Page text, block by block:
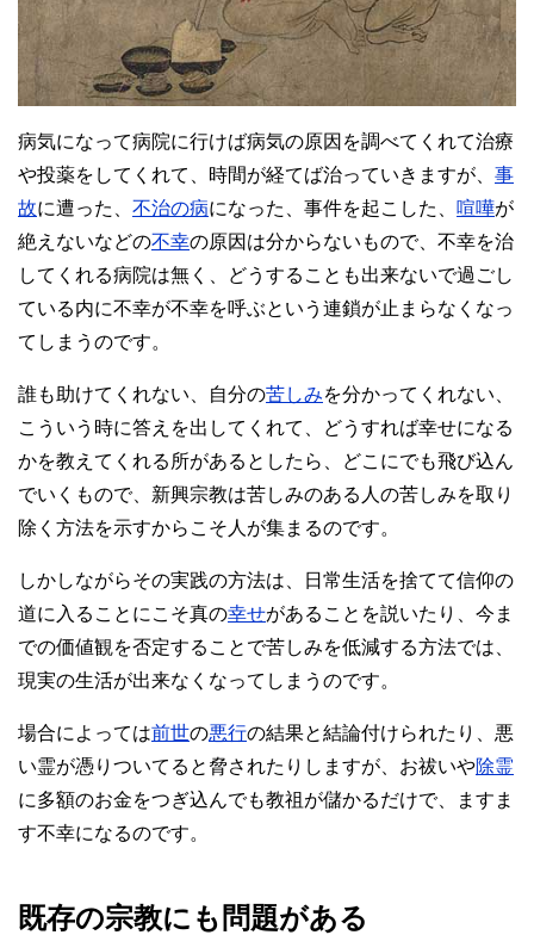
病気になって病院に行けば病気の原因を調べてくれて治療
や投薬をしてくれて、時間が経てば治っていきますが、 事
故に遭った、 不治の病になった、事件を起こした、 喧嘩が
絶えないなどの不幸の原因は分からないもので、不幸を治
してくれる病院は無く、どうすることも出来ないで過ごし
ている内に不幸が不幸を呼ぶという連鎖が止まらなくなっ
てしまうのです。
誰も助けてくれない、自分の苦しみを分かってくれない、
こういう時に答えを出してくれて、どうすれば幸せになる
かを教えてくれる所があるとしたら、どこにでも飛び込ん
でいくもので、新興宗教は苦しみのある人の苦しみを取り
除く方法を示すからこそ人が集まるのです。
しかしながらその実践の方法は、日常生活を捨てて信仰の
道に入ることにこそ真の幸せがあることを説いたり、今ま
での価値観を否定することで苦しみを低減する方法では、
現実の生活が出来なくなってしまうのです。
場合によっては前世の悪行の結果と結論付けられたり、悪
い霊が憑りついてると脅されたりしますが、お祓いや除霊
に多額のお金をつぎ込んでも教祖が儲かるだけで、ますま
す不幸になるのです。
既存の宗教にも問題がある